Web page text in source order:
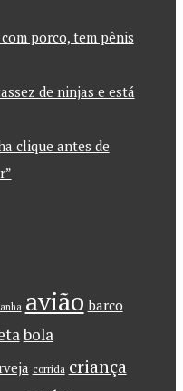
porco, tem pênis
de ninjas e está
clique antes de
avião barco
bola
corrida criança